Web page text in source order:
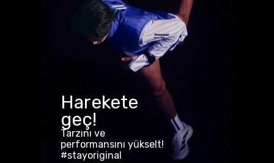
Harekete
geç!
Tarzını ve
performansını yükselt!
#stayoriginal